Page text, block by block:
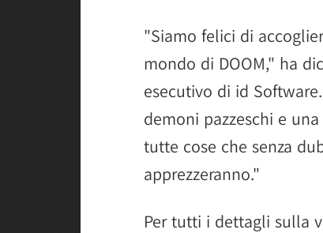
"Siamo felici di
mondo di DOOM," ha
esecutivo di id
demoni pazzeschi e
tutte cose che senza
apprezzeranno."
Per tutti i dettagli sulla